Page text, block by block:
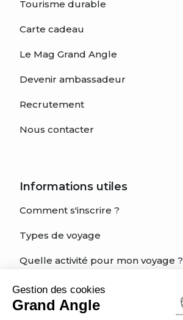
Gestion des cookies
Grand Angle
Tourisme durable
Carte cadeau
Le Mag Grand Angle
Devenir ambassadeur
Recrutement
Nous contacter
Informations utiles
Comment s'inscrire ?
Types de voyage
Quelle activité pour mon voyage ?
Quel est mon niveau?
Charte éthique du voyageur